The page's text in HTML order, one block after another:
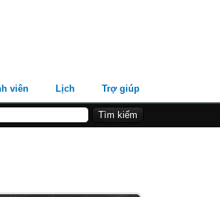
viên Lịch Trợ giúp